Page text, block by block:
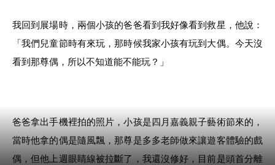
我回到展場時，兩個小孩的爸爸看到我好像看到救星，他說：
「我們兒童節時有來玩，那時候我家小孩有玩到大偶。今天沒
看到那尊偶，所以不知道能不能玩？」
爸爸拿出手機裡拍的照片，小孩是四月嘉義親子藝術節來的，
當時他拿的偶是隨風飄，那尊是多多老師做來讓遊客體驗的戲
偶，但他上週眼睛線被拉斷了，我還沒修好，目前是頭首分離